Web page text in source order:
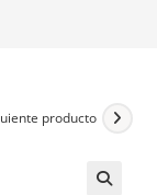
producto